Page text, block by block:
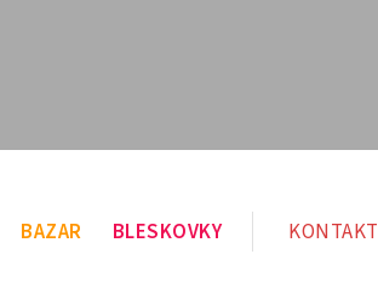
BAZAR BLESKOVKY KONTAKT